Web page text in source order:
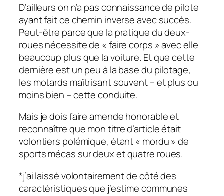
D’ailleurs on n’a pas connaissance de pilote
ayant fait ce chemin inverse avec succès.
Peut-être parce que la pratique du deux-
roues nécessite de « faire corps » avec elle
beaucoup plus que la voiture. Et que cette
dernière est un peu à la base du pilotage,
les motards maîtrisant souvent – et plus ou
moins bien – cette conduite.
Mais je dois faire amende honorable et
reconnaître que mon titre d’article était
volontiers polémique, étant « mordu » de
sports mécas sur deuxetquatre roues.
*j’ai laissé volontairement de côté des
caractéristiques que j’estime communes